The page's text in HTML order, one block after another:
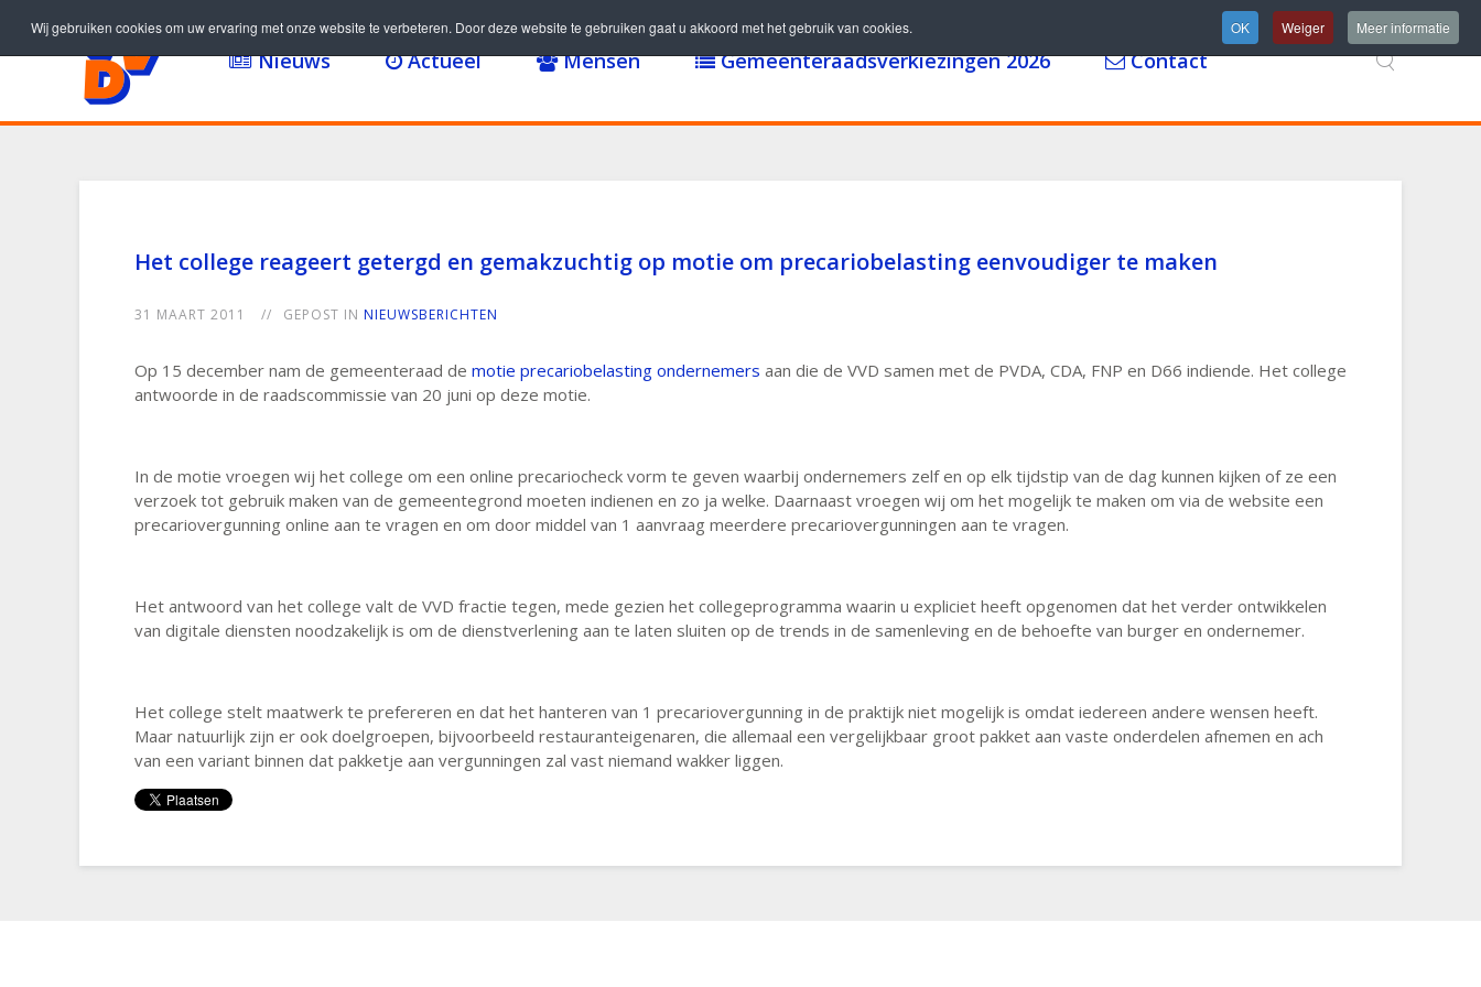
Nieuws Actueel Mensen Gemeenteraadsverkiezingen 2026 Contact
Het college reageert getergd en gemakzuchtig op motie om precariobelasting eenvoudiger te maken
31 MAART 2011 GEPOST IN NIEUWSBERICHTEN
Op 15 december nam de gemeenteraad de motie precariobelasting ondernemers aan die de VVD samen met de PVDA, CDA, FNP en D66 indiende. Het college
antwoorde in de raadscommissie van 20 juni op deze motie.
In de motie vroegen wij het college om een online precariocheck vorm te geven waarbij ondernemers zelf en op elk tijdstip van de dag kunnen kijken of ze een
verzoek tot gebruik maken van de gemeentegrond moeten indienen en zo ja welke. Daarnaast vroegen wij om het mogelijk te maken om via de website een
precariovergunning online aan te vragen en om door middel van 1 aanvraag meerdere precariovergunningen aan te vragen.
Het antwoord van het college valt de VVD fractie tegen, mede gezien het collegeprogramma waarin u expliciet heeft opgenomen dat het verder ontwikkelen
van digitale diensten noodzakelijk is om de dienstverlening aan te laten sluiten op de trends in de samenleving en de behoefte van burger en ondernemer.
Het college stelt maatwerk te prefereren en dat het hanteren van 1 precariovergunning in de praktijk niet mogelijk is omdat iedereen andere wensen heeft.
Maar natuurlijk zijn er ook doelgroepen, bijvoorbeeld restauranteigenaren, die allemaal een vergelijkbaar groot pakket aan vaste onderdelen afnemen en ach
van een variant binnen dat pakketje aan vergunningen zal vast niemand wakker liggen.
Wij gebruiken cookies om uw ervaring met onze website te verbeteren. Door deze website te gebruiken gaat u akkoord met het gebruik van cookies. OK Weiger Meer informatie